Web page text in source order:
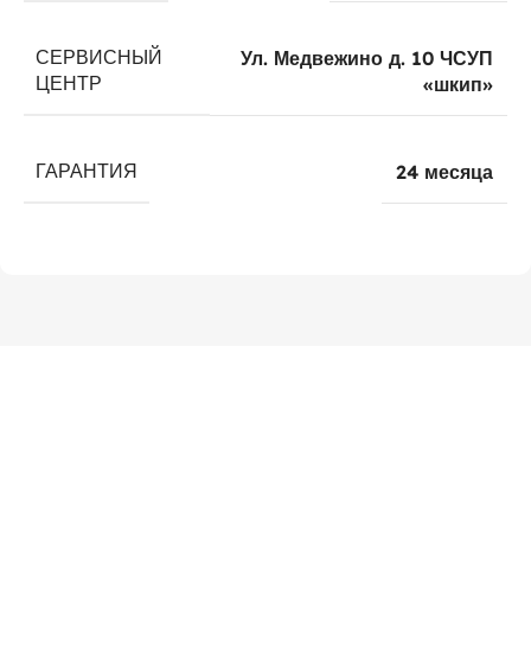
СЕРВИСНЫЙ
ЦЕНТР
Ул. Медвежино д. 10 ЧСУП
«шкип»
ГАРАНТИЯ 24 месяца